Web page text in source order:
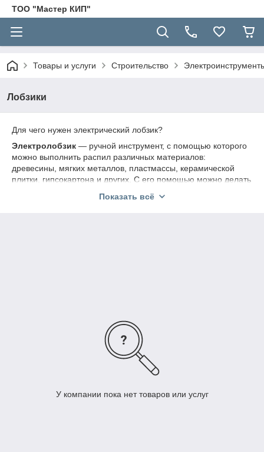
ТОО "Мастер КИП"
Товары и услуги Строительство
Лобзики
Для чего нужен электрический лобзик?
Электролобзик — ручной инструмент, с помощью которого
можно выполнить распил различных материалов:
древесины, мягких металлов, пластмассы, керамической
плитки, гипсокартона и других. С его помощью можно делать
выпиливать круги, скруглять углы и многое другое
Показать всё
У компании пока нет товаров или услуг